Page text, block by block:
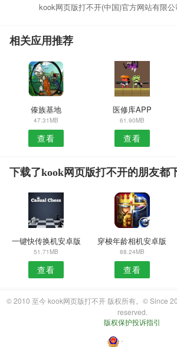
kook网页版打不开(中国)官方网站有限公
相关应用推荐
傣族基地
47.31MB
查看
医修库APP
61.90MB
查看
下载了kook网页版打不开的朋友都
一键快传换机安卓版
51.71MB
查看
穿梭年龄相机安卓版
88.24MB
查看
© 2010 至今 kook网页版打不开 版权所有。© Since
reserved.
版权保护投诉指引
・